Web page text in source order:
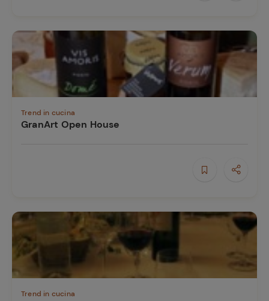
Trend in cucina
GranArt Open House
Trend in cucina